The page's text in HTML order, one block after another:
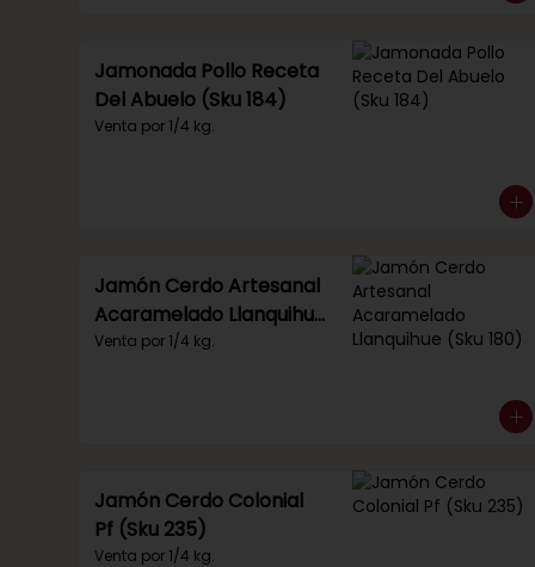
Jamonada Pollo Receta
Del Abuelo (Sku 184)
Venta por 1/4 kg.
Jamón Cerdo Artesanal
Acaramelado Llanquihue
(Sku 180)
Venta por 1/4 kg.
Jamón Cerdo Colonial
Pf (Sku 235)
Venta por 1/4 kg.